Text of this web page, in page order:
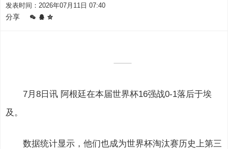
发表时间：2026年07月11日 07:40
分享
7月8日讯 阿根廷在本届世界杯16强战0-1落后于埃
及。
数据统计显示，他们也成为世界杯淘汰赛历史上第三